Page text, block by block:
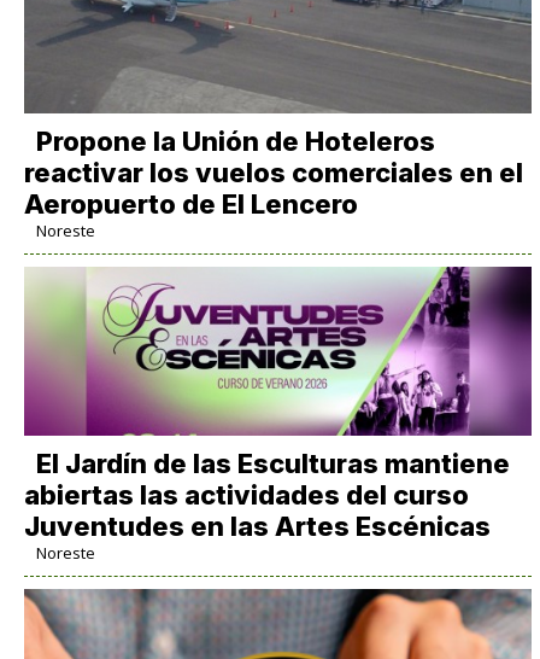
Propone la Unión de Hoteleros
reactivar los vuelos comerciales en el
Aeropuerto de El Lencero
Noreste
El Jardín de las Esculturas mantiene
abiertas las actividades del curso
Juventudes en las Artes Escénicas
Noreste